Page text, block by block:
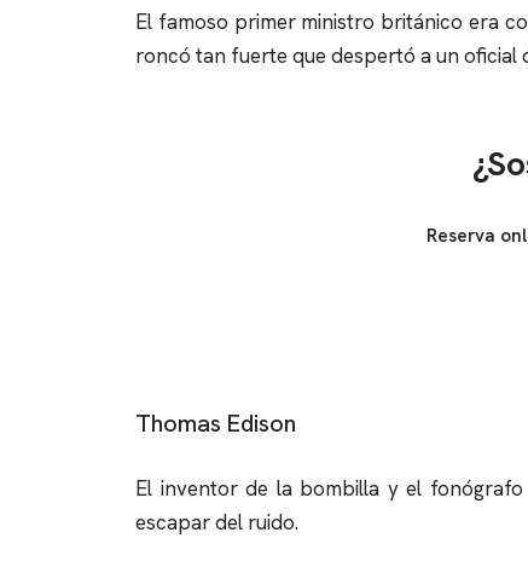
El famoso primer ministro británico era
roncó tan fuerte que despertó a un oficial
Reserva
Thomas Edison
El inventor de la bombilla y el
escapar del ruido.